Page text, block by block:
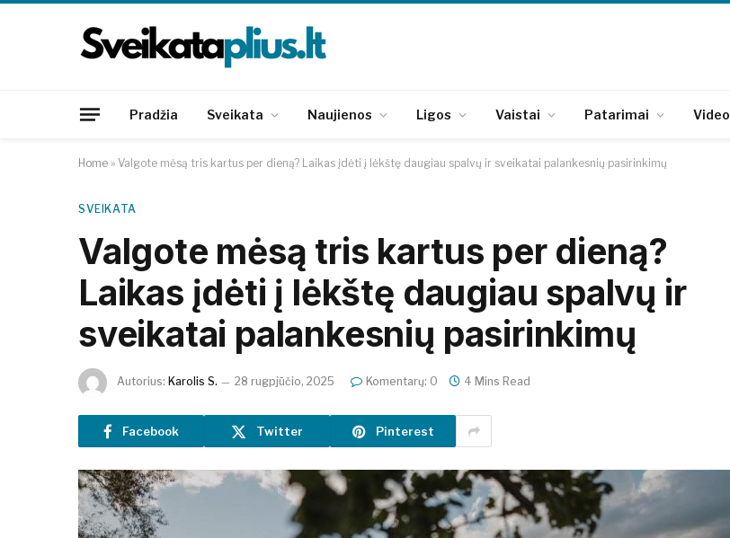
Pradžia Sveikata Naujienos Ligos Vaistai Patarimai Video
Home » Valgote mėsą tris kartus per dieną? Laikas įdėti į lėkštę daugiau spalvų ir sveikatai palankesnių pasirinkimų
SVEIKATA
Valgote mėsą tris kartus per dieną?
Laikas įdėti į lėkštę daugiau spalvų ir
sveikatai palankesnių pasirinkimų
Autorius: Karolis S. 28 rugpjūčio, 2025 Komentarų: 0 4 Mins Read
Facebook Twitter Pinterest